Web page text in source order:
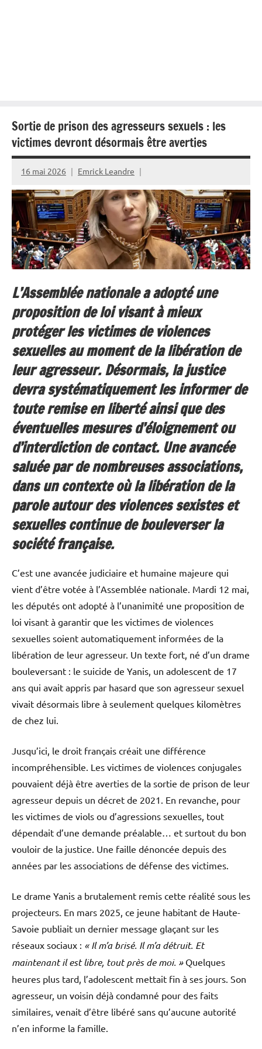
Sortie de prison des agresseurs sexuels : les
victimes devront désormais être averties
16 mai 2026 Emrick Leandre
L’Assemblée nationale a adopté une
proposition de loi visant à mieux
protéger les victimes de violences
sexuelles au moment de la libération de
leur agresseur. Désormais, la justice
devra systématiquement les informer de
toute remise en liberté ainsi que des
éventuelles mesures d’éloignement ou
d’interdiction de contact. Une avancée
saluée par de nombreuses associations,
dans un contexte où la libération de la
parole autour des violences sexistes et
sexuelles continue de bouleverser la
société française.
C’est une avancée judiciaire et humaine majeure qui
vient d’être votée à l’Assemblée nationale. Mardi 12 mai,
les députés ont adopté à l’unanimité une proposition de
loi visant à garantir que les victimes de violences
sexuelles soient automatiquement informées de la
libération de leur agresseur. Un texte fort, né d’un drame
bouleversant : le suicide de Yanis, un adolescent de 17
ans qui avait appris par hasard que son agresseur sexuel
vivait désormais libre à seulement quelques kilomètres
de chez lui.
Jusqu’ici, le droit français créait une différence
incompréhensible. Les victimes de violences conjugales
pouvaient déjà être averties de la sortie de prison de leur
agresseur depuis un décret de 2021. En revanche, pour
les victimes de viols ou d’agressions sexuelles, tout
dépendait d’une demande préalable… et surtout du bon
vouloir de la justice. Une faille dénoncée depuis des
années par les associations de défense des victimes.
Le drame Yanis a brutalement remis cette réalité sous les
projecteurs. En mars 2025, ce jeune habitant de Haute-
Savoie publiait un dernier message glaçant sur les
réseaux sociaux : « Il m’a brisé. Il m’a détruit. Et
maintenant il est libre, tout près de moi. »Quelques
heures plus tard, l’adolescent mettait fin à ses jours. Son
agresseur, un voisin déjà condamné pour des faits
similaires, venait d’être libéré sans qu’aucune autorité
n’en informe la famille.